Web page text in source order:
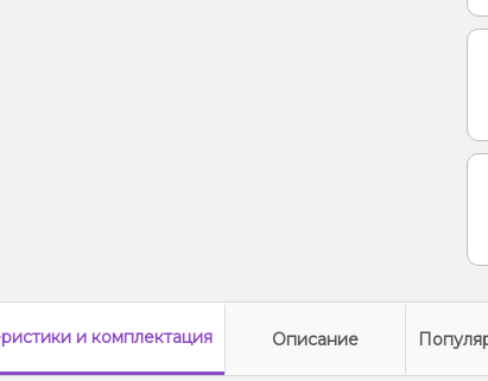
и комплектация Описание